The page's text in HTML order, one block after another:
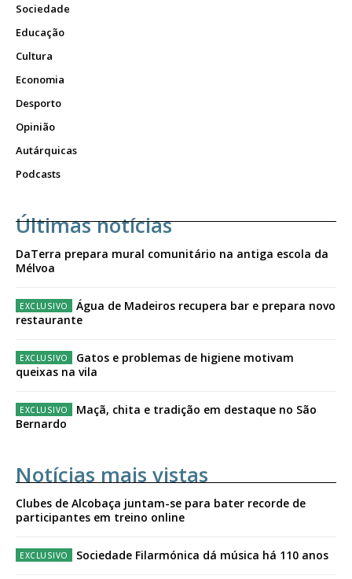
Sociedade
Educação
Cultura
Economia
Desporto
Opinião
Autárquicas
Podcasts
Últimas notícias
DaTerra prepara mural comunitário na antiga escola da
Mélvoa
Água de Madeiros recupera bar e prepara novo
restaurante
Gatos e problemas de higiene motivam
queixas na vila
Maçã, chita e tradição em destaque no São
Bernardo
Notícias mais vistas
Clubes de Alcobaça juntam-se para bater recorde de
participantes em treino online
Sociedade Filarmónica dá música há 110 anos